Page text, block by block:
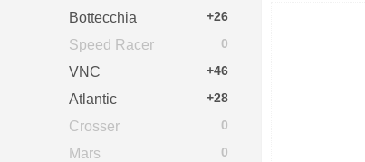
+26
Bottecchia
0
Speed Racer
+46
VNC
+28
Atlantic
0
Crosser
0
Mars